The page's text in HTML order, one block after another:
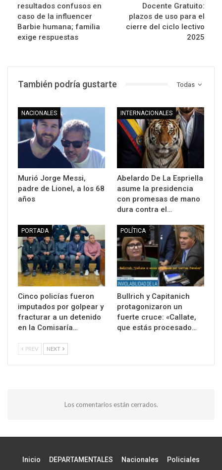
resultados confusos en
caso de la influencer
Barbie humana; familia
exige respuestas
Docente Gratuito:
plazos de uso para el
cierre del ciclo lectivo
2025
Todas
También podría gustarte
NACIONALES
Murió Jorge Messi,
padre de Lionel, a los 68
años
INTERNACIONALES
Abelardo De La Espriella
asume la presidencia
con promesas de mano
dura contra el…
PORTADA
Cinco policías fueron
imputados por golpear y
fracturar a un detenido
en la Comisaría…
POLÍTICA
Bullrich y Capitanich
protagonizaron un
fuerte cruce: «Callate,
que estás procesado…
PREV NEXT
Los comentarios están cerrados.
Inicio DEPARTAMENTALES Nacionales
Policiales